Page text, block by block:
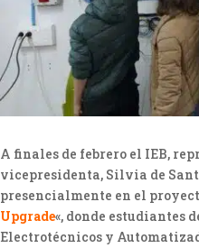
A finales de febrero el IEB,
vicepresidenta, Silvia de
presencialmente en el
Upgrade«, donde estudiantes
Electrotécnicos y